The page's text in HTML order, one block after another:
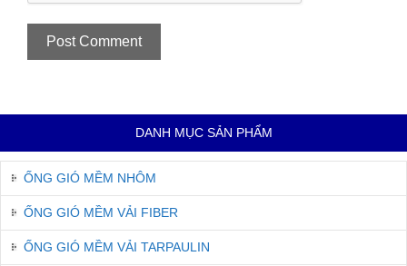
DANH MỤC SẢN PHẨM
ỐNG GIÓ MỀM NHÔM
ỐNG GIÓ MỀM VẢI FIBER
ỐNG GIÓ MỀM VẢI TARPAULIN